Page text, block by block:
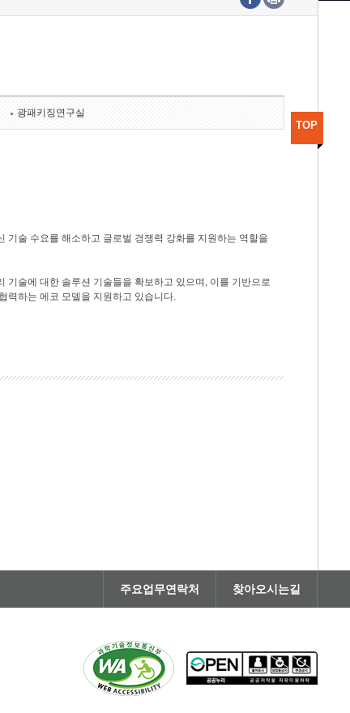
기획본부
광패키징연구실
기술 수요를 해소하고 글로벌 경쟁력 강화를 지원하는 역할을
기술에 대한 솔루션 기술들을 확보하고 있으며, 이를 기반으로
력하는 에코 모델을 지원하고 있습니다.
TOP
주요업무연락처 찾아오시는길